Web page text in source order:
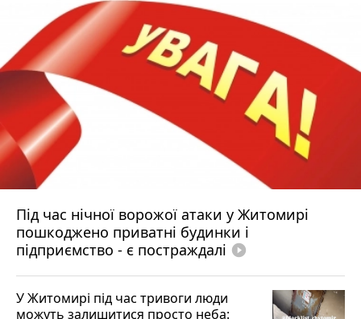
Під час нічної ворожої атаки у Житомирі
пошкоджено приватні будинки і
підприємство - є постраждалі play_circle_filled
У Житомирі під час тривоги люди
можуть залишитися просто неба: